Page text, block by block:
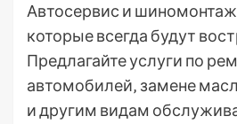
Автосервис и шиномонтаж
которые всегда будут
Предлагайте услуги по
автомобилей‚ замене
и другим видам